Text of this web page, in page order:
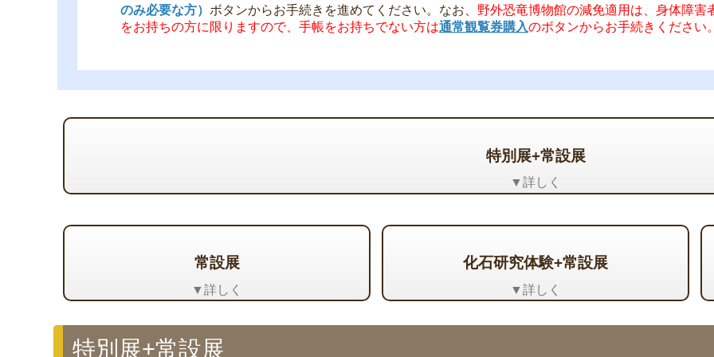
のみ必要な方） ボタンからお手続きを進めてください。なお、 野外恐竜博物館の減免適用は、身体障
をお持ちの方に限りますので、手帳をお持ちでない方は通常観覧券購入のボタンからお手続きください
特別展+常設展
▼詳しく
常設展
▼詳しく
化石研究体験+常設展
▼詳しく
特別展+常設展